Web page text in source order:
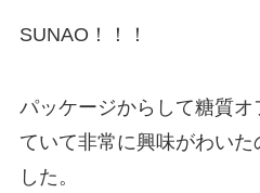
SUNAO！！！
パッケージからして糖質オ
ていて非常に興味がわいた
した。